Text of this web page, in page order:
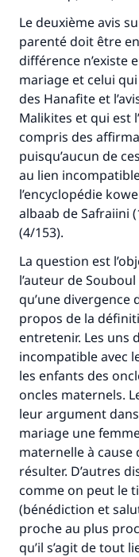
Le deuxième avis
parenté doit être
différence n’existe
mariage et celui qui
des Hanafite et
Malikites et qui est
compris des
puisqu’aucun de
au lien
l’encyclopédie
albaab de Safraiini
(4/153).
La question est
l’auteur de
qu’une divergence
propos de la
entretenir. Les uns
incompatible avec
les enfants des
oncles maternels.
leur argument
mariage une
maternelle à
résulter. D’autres
comme on peut le
(bénédiction et
proche au plus
qu’il s’agit de tout
Le
"Celui qui
même